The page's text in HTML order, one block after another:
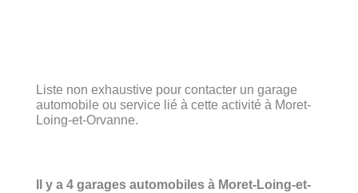
Liste non exhaustive pour contacter un garage
automobile ou service lié à cette activité à Moret-
Loing-et-Orvanne.
Il y a 4 garages automobiles à Moret-Loing-et-